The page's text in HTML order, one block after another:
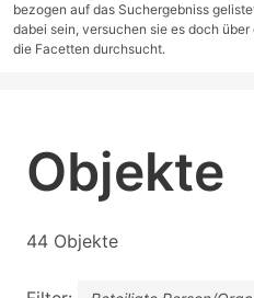
bezogen auf das Suchergebniss
dabei sein, versuchen sie es doch
die Facetten durchsucht.
Objekte
44 Objekte